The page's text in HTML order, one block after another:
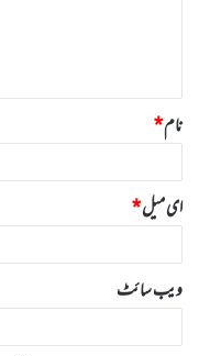
نام*
ای میل*
ویب‌ سائٹ